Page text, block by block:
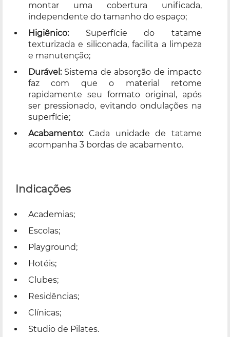
montar uma cobertura unificada,
independente do tamanho do espaço;
Higiênico:Superfície do tatame
texturizada e siliconada, facilita a limpeza
e manutenção;
Durável:Sistema de absorção de impacto
faz com que o material retome
rapidamente seu formato original, após
ser pressionado, evitando ondulações na
superfície;
Acabamento:Cada unidade de tatame
acompanha 3 bordas de acabamento.
Indicações
Academias;
Escolas;
Playground;
Hotéis;
Clubes;
Residências;
Clínicas;
Studio de Pilates.